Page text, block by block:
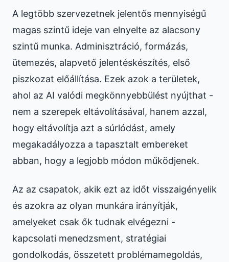
A legtöbb szervezetnek jelentős mennyiségű
magas szintű ideje van elnyelte az alacsony
szintű munka. Adminisztráció, formázás,
ütemezés, alapvető jelentéskészítés, első
piszkozat előállítása. Ezek azok a területek,
ahol az AI valódi megkönnyebbülést nyújthat -
nem a szerepek eltávolításával, hanem azzal,
hogy eltávolítja azt a súrlódást, amely
megakadályozza a tapasztalt embereket
abban, hogy a legjobb módon működjenek.
Az az csapatok, akik ezt az időt visszaigényelik
és azokra az olyan munkára irányítják,
amelyeket csak ők tudnak elvégezni -
kapcsolati menedzsment, stratégiai
gondolkodás, összetett problémamegoldás,